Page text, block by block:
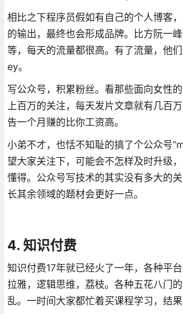
相比之下程序员假如有自己的个人博客
的输出，最终也会形成品牌。比方阮一
等，每天的流量都很高。有了流量，他
ey。
写公众号，积累粉丝。看那些面向女性
上百万的关注，每天发片文章就有几百
告一个月赚的比你工资高。
小弟不才，也恬不知耻的搞了个公众号
望大家关注下，可能会不怎样及时升级
懂得。公众号写技术的其实没有多大的
长其余领域的题材会更好一点。
4. 知识付费
知识付费17年就已经火了一年，各种平
拉雅，逻辑思维，荔枝。各种五花八门
乱。一时间大家都忙着买课程学习，结果